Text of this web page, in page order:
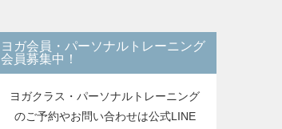
リ
ー
ヨガ会員・パーソナルトレーニング
会員募集中！
ヨガクラス・パーソナルトレーニング
のご予約やお問い合わせは公式LINE